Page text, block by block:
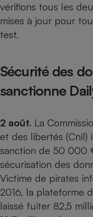
vérifions tous les
mises à jour pour
test.
Sécurité des
sanctionne
2 août. La
et des libertés (Cnil)
sanction de 50 000
sécurisation des
Victime de pirates
2016, la plateforme
laissé fuiter 82,5